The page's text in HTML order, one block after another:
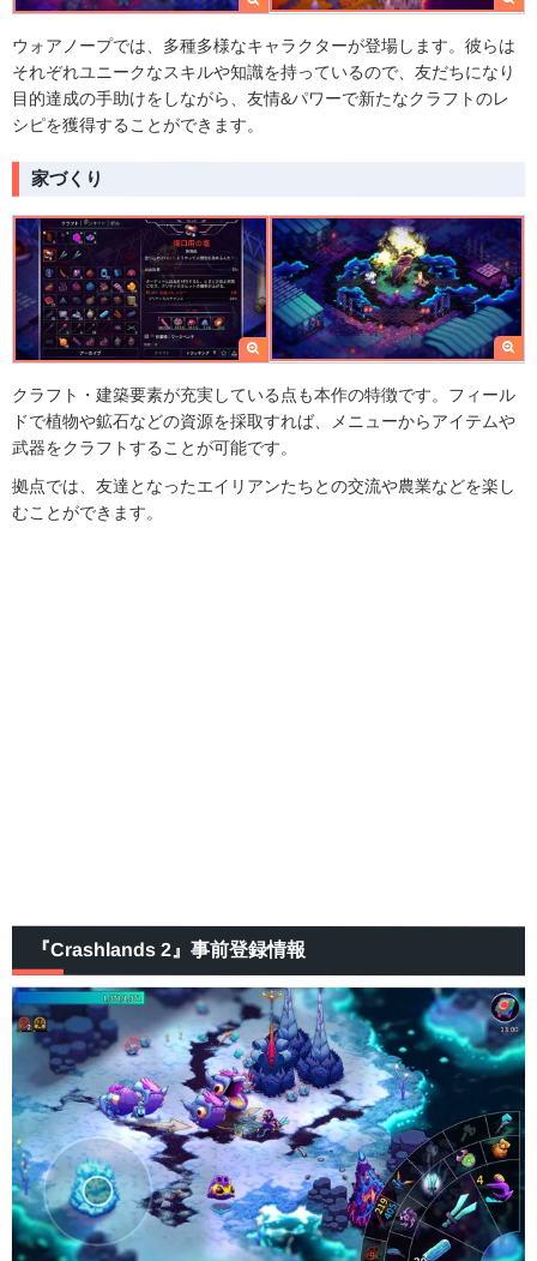
ウォアノープでは、多種多様なキャラクターが登場します。彼らは
それぞれユニークなスキルや知識を持っているので、友だちになり
目的達成の手助けをしながら、友情&パワーで新たなクラフトのレ
シピを獲得することができます。
家づくり
クラフト・建築要素が充実している点も本作の特徴です。フィール
ドで植物や鉱石などの資源を採取すれば、メニューからアイテムや
武器をクラフトすることが可能です。
拠点では、友達となったエイリアンたちとの交流や農業などを楽し
むことができます。
『Crashlands 2』事前登録情報